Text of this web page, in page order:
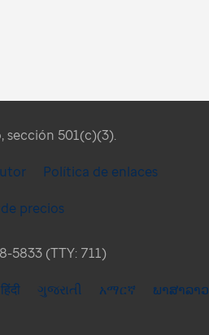
sección 501(c)(3).
Política de enlaces
precios
5833 (TTY: 711)
हिंदी ગુજરાતી አማርኛ ພາສາລາວ